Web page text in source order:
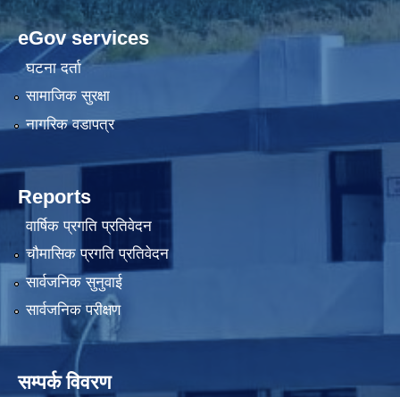
eGov services
घटना दर्ता
सामाजिक सुरक्षा
नागरिक वडापत्र
Reports
वार्षिक प्रगति प्रतिवेदन
चौमासिक प्रगति प्रतिवेदन
सार्वजनिक सुनुवाई
सार्वजनिक परीक्षण
सम्पर्क विवरण